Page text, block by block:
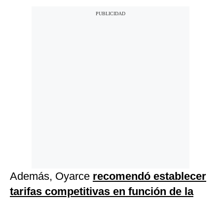
Además, Oyarce recomendó establecer
tarifas competitivas en función de la